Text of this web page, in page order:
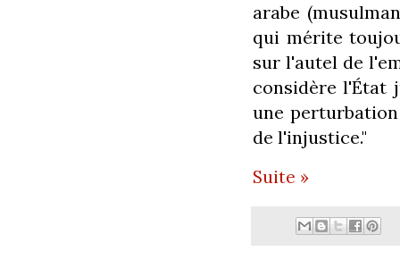
arabe
qui mérite
sur l'autel de
considère l'État
une
de l'injustice."
Suite »